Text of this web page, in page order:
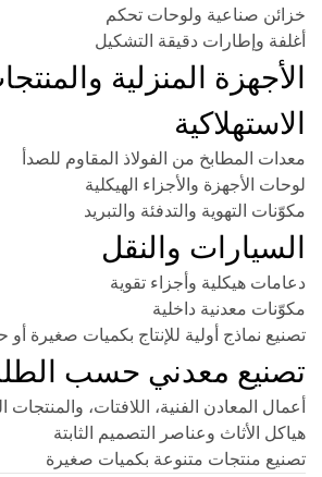
خزائن صناعية ولوحات تحكم
أغلفة وإطارات دقيقة التشكيل
الأجهزة المنزلية
الاستهلاكية
معدات المطابخ من الفولاذ المقاوم للصدأ
لوحات الأجهزة والأجزاء الهيكلية
مكوّنات التهوية والتدفئة والتبريد
السيارات والنقل
دعامات هيكلية وأجزاء تقوية
مكوّنات معدنية داخلية
تصنيع نماذج أولية للإنتاج بكميات صغيرة
تصنيع معدني حسب
أعمال المعادن الفنية، اللافتات،
هياكل الأثاث وعناصر التصميم الثابتة
تصنيع منتجات متنوعة بكميات صغيرة